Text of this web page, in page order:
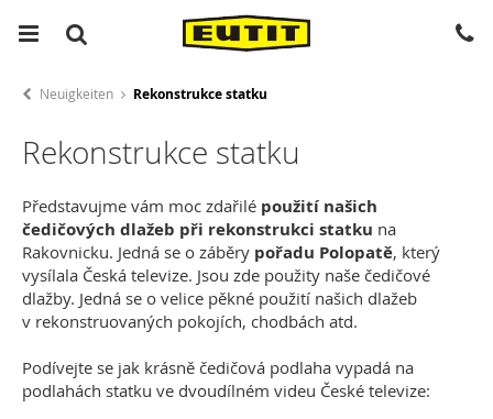
Neuigkeiten Rekonstrukce statku
Rekonstrukce statku
Představujme vám moc zdařilé použití našich
čedičových dlažeb při rekonstrukci statku na
Rakovnicku. Jedná se o záběry pořadu Polopatě, který
vysílala Česká televize. Jsou zde použity naše čedičové
dlažby. Jedná se o velice pěkné použití našich dlažeb
v rekonstruovaných pokojích, chodbách atd.
Podívejte se jak krásně čedičová podlaha vypadá na
podlahách statku ve dvoudílném videu České televize: